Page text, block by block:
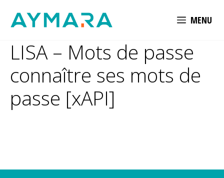
MENU
LISA – Mots de passe
connaître ses mots de
passe [xAPI]